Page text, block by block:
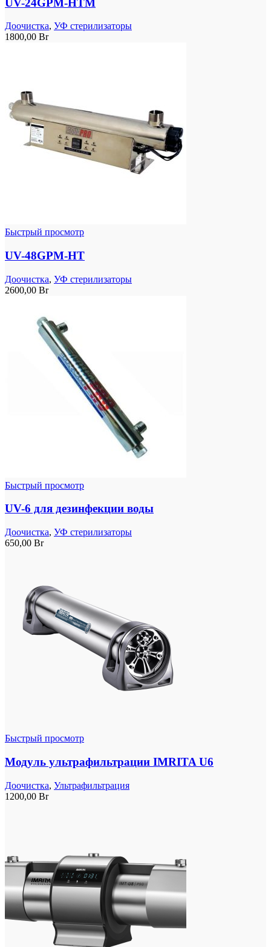
Доочистка, УФ стерилизаторы
1800,00 Br
Быстрый просмотр
UV-48GPM-HT
Доочистка, УФ стерилизаторы
2600,00 Br
Быстрый просмотр
UV-6 для дезинфекции воды
Доочистка, УФ стерилизаторы
650,00 Br
Быстрый просмотр
Модуль ультрафильтрации IMRITA U6
Доочистка, Ультрафильтрация
1200,00 Br